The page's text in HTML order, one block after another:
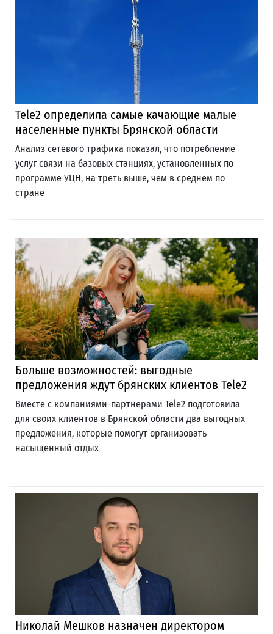
Tele2 определила самые качающие малые
населенные пункты Брянской области
Анализ сетевого трафика показал, что потребление
услуг связи на базовых станциях, установленных по
программе УЦН, на треть выше, чем в среднем по
стране
Больше возможностей: выгодные
предложения ждут брянских клиентов Tele2
Вместе с компаниями-партнерами Tele2 подготовила
для своих клиентов в Брянской области два выгодных
предложения, которые помогут организовать
насыщенный отдых
Николай Мешков назначен директором